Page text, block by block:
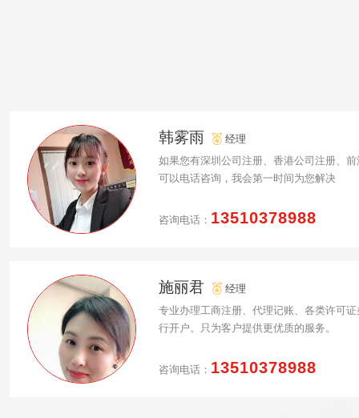
韩雾雨
经理
如果您有深圳公司注册、香港公司注册、
可以电话咨询，我会第一时间为您解决
咨询电话： 13510378988
施丽君
经理
专业办理工商注册、代理记账、各类许可
行开户。只为客户提供更优质的服务。
咨询电话： 13510378988